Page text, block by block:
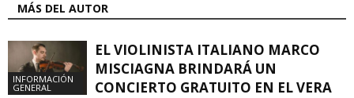
MÁS DEL AUTOR
INFORMACIÓN
GENERAL
EL VIOLINISTA ITALIANO MARCO
MISCIAGNA BRINDARÁ UN
CONCIERTO GRATUITO EN EL VERA